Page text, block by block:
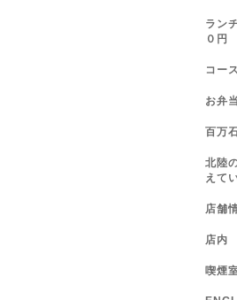
ラン
０円
コー
お弁
百万
北陸
えて
店舗
店内
喫煙